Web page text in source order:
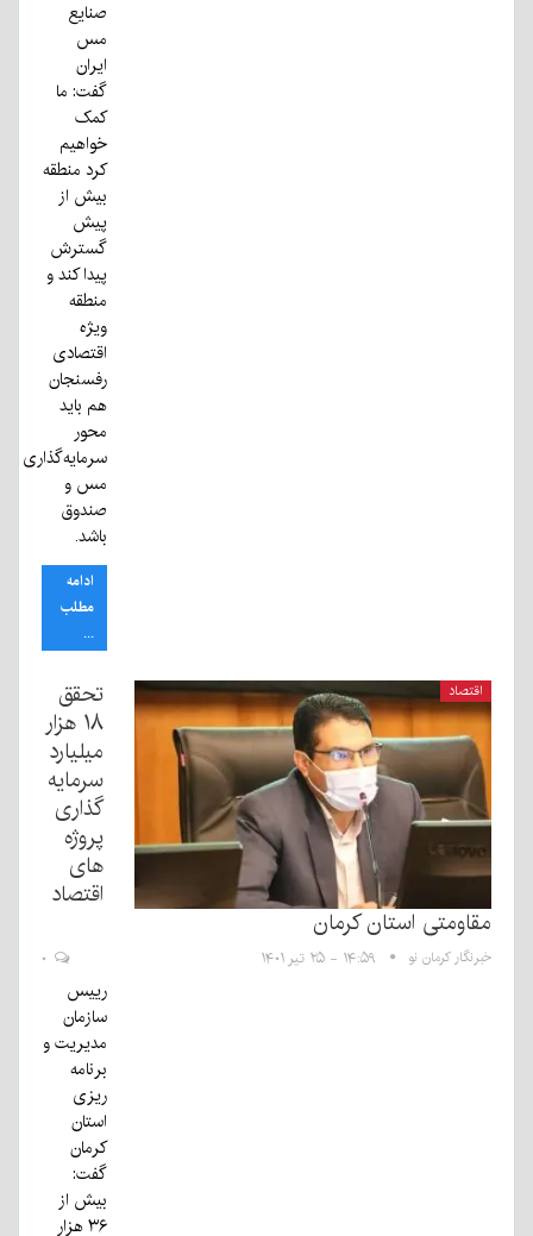
صنایع
مس
ایران
گفت: ما
کمک
خواهیم
کرد منطقه
بیش از
پیش
گسترش
پیدا کند و
منطقه
ویژه
اقتصادی
رفسنجان
هم باید
محور
سرمایه‌گذاری
مس و
صندوق
باشد.
ادامه
مطلب
...
اقتصاد
تحقق
۱۸ هزار
میلیارد
سرمایه
گذاری
پروژه
های
اقتصاد
مقاومتی استان کرمان
خبرنگار کرمان نو ۱۴:۵۹ - ۲۵ تیر ۱۴۰۱
رییس
سازمان
مدیریت و
برنامه
ریزی
استان
کرمان
گفت:
بیش از
۳۶ هزار